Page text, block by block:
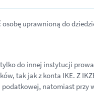
uprawnioną do
do innej instytucji
tak jak z konta IKE. Z
natomiast przy